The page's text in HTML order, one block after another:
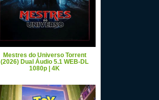
Mestres do Universo Torrent
(2026) Dual Áudio 5.1 WEB-DL
1080p | 4K